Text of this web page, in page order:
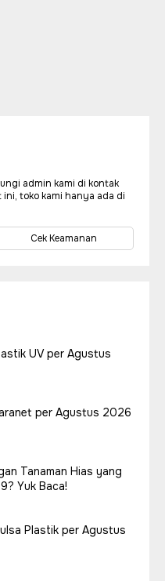
admin kami di kontak
toko kami hanya ada di
Cek Keamanan
UV per Agustus
per Agustus 2026
Tanaman Hias yang
Yuk Baca!
Plastik per Agustus